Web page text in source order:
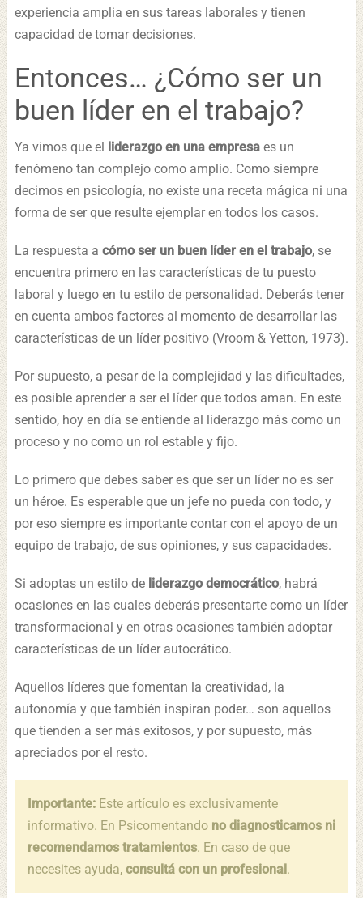
experiencia amplia en sus tareas laborales y tienen
capacidad de tomar decisiones.
Entonces… ¿Cómo ser un
buen líder en el trabajo?
Ya vimos que el liderazgo en una empresaes un
fenómeno tan complejo como amplio. Como siempre
decimos en psicología, no existe una receta mágica ni una
forma de ser que resulte ejemplar en todos los casos.
La respuesta a cómo ser un buen líder en el trabajo, se
encuentra primero en las características de tu puesto
laboral y luego en tu estilo de personalidad. Deberás tener
en cuenta ambos factores al momento de desarrollar las
características de un líder positivo (Vroom & Yetton, 1973).
Por supuesto, a pesar de la complejidad y las dificultades,
es posible aprender a ser el líder que todos aman. En este
sentido, hoy en día se entiende al liderazgo más como un
proceso y no como un rol estable y fijo.
Lo primero que debes saber es que ser un líder no es ser
un héroe. Es esperable que un jefe no pueda con todo, y
por eso siempre es importante contar con el apoyo de un
equipo de trabajo, de sus opiniones, y sus capacidades.
Si adoptas un estilo de liderazgo democrático, habrá
ocasiones en las cuales deberás presentarte como un líder
transformacional y en otras ocasiones también adoptar
características de un líder autocrático.
Aquellos líderes que fomentan la creatividad, la
autonomía y que también inspiran poder… son aquellos
que tienden a ser más exitosos, y por supuesto, más
apreciados por el resto.
Importante:Este artículo es exclusivamente
informativo. En Psicomentando no diagnosticamos ni
recomendamos tratamientos. En caso de que
necesites ayuda, consultá con un profesional.